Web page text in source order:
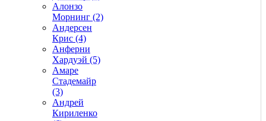
Алонзо
Морнинг (2)
Андерсен
Крис (4)
Анферни
Xардуэй (5)
Амаре
Стадемайр
(3)
Андрей
Кириленко